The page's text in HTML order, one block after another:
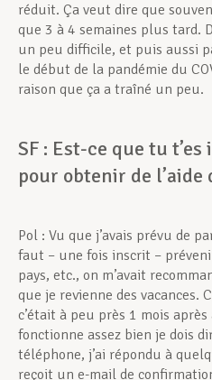
réduit. Ça veut dire que
que 3 à 4 semaines plus tard.
un peu difficile, et puis aussi
le début de la pandémie du
raison que ça a traîné un peu.
SF : Est-ce que tu t’es
pour obtenir de l’aide
Pol : Vu que j’avais prévu de
faut – une fois inscrit –
pays, etc., on m’avait
que je revienne des vacances.
c’était à peu près 1 mois
fonctionne assez bien je dois
téléphone, j’ai répondu à
reçoit un e-mail de